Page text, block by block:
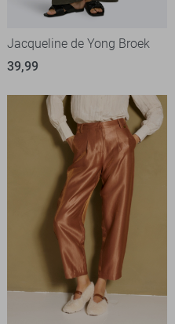
Jacqueline de Yong Broek
39,99